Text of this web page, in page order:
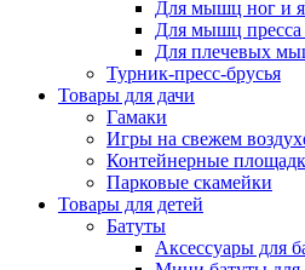
Для мышц ног и
Для мышц
Для плечевых
Турник-пресс-брусья
Товары для дачи
Гамаки
Игры на свежем
Контейнерные
Парковые скамейки
Товары для детей
Батуты
Аксессуары для